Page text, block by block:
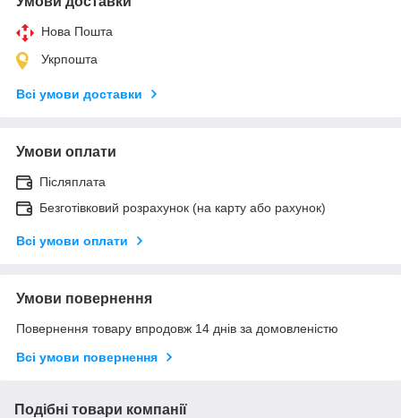
Нова Пошта
Укрпошта
Всі умови доставки
Умови оплати
Післяплата
Безготівковий розрахунок (на карту або рахунок)
Всі умови оплати
Умови повернення
Повернення товару впродовж 14 днів за домовленістю
Всі умови повернення
Подібні товари компанії